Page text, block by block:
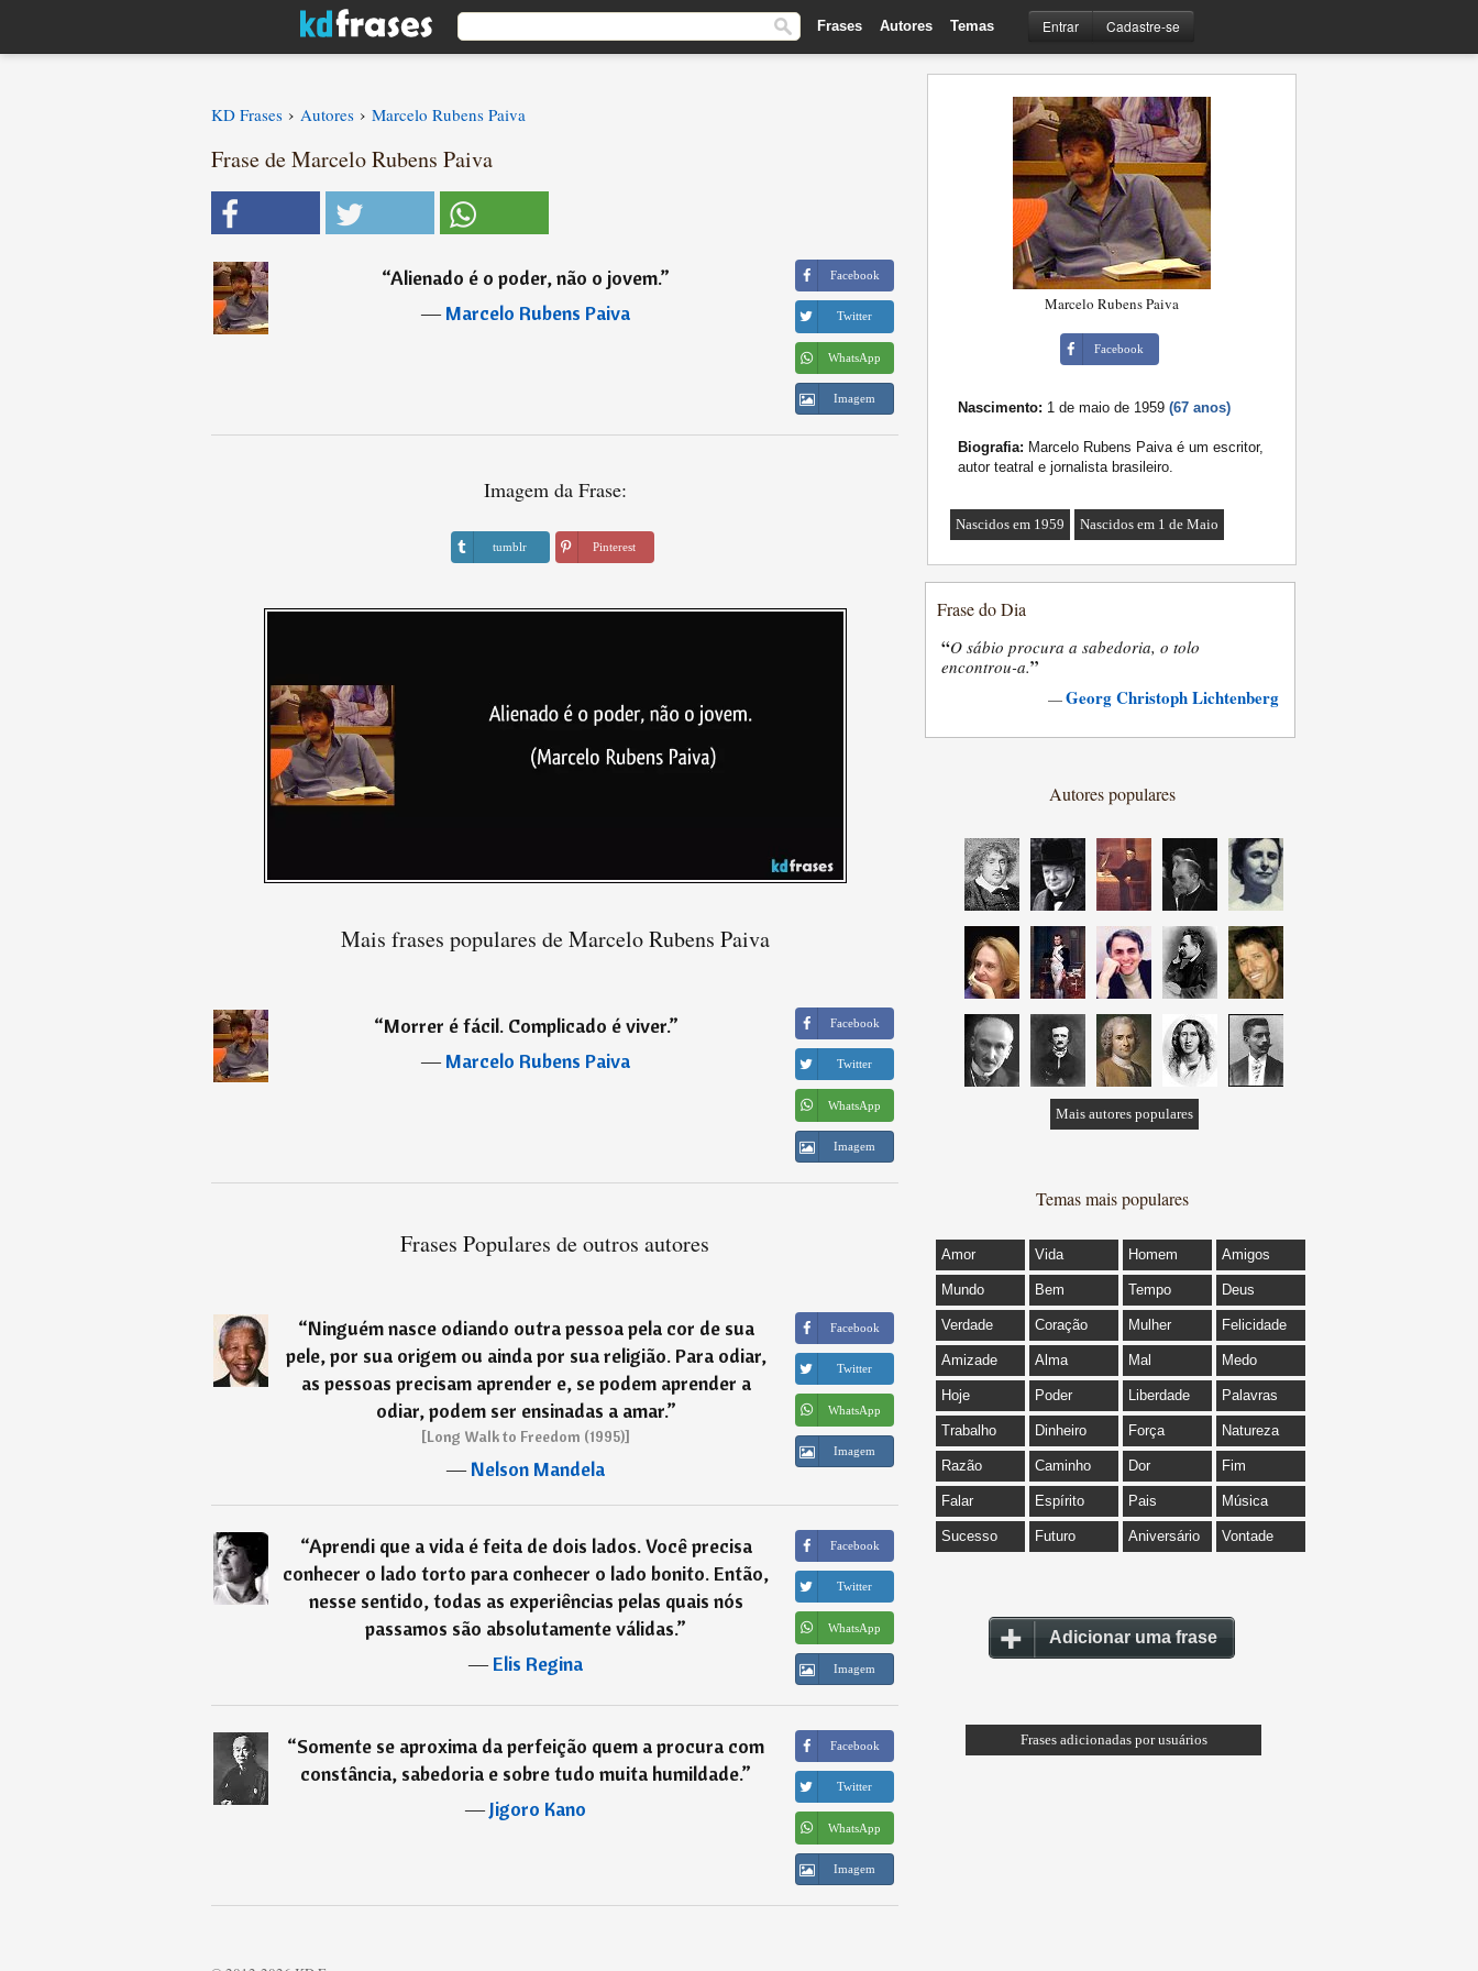
Frases Autores Temas Entrar Cadastre-se
KD Frases › Autores › Marcelo Rubens Paiva
Frase de Marcelo Rubens Paiva
“Alienado é o poder, não o jovem.”
―Marcelo Rubens Paiva
Facebook
Twitter
WhatsApp
Imagem
Imagem da Frase:
tumblr Pinterest
Mais frases populares de Marcelo Rubens Paiva
“Morrer é fácil. Complicado é viver.”
―Marcelo Rubens Paiva
Facebook
Twitter
WhatsApp
Imagem
Frases Populares de outros autores
“Ninguém nasce odiando outra pessoa pela cor de sua
pele, por sua origem ou ainda por sua religião. Para odiar,
as pessoas precisam aprender e, se podem aprender a
odiar, podem ser ensinadas a amar.”
[Long Walk to Freedom (1995)]
―Nelson Mandela
Facebook
Twitter
WhatsApp
Imagem
“Aprendi que a vida é feita de dois lados. Você precisa
conhecer o lado torto para conhecer o lado bonito. Então,
nesse sentido, todas as experiências pelas quais nós
passamos são absolutamente válidas.”
―Elis Regina
Facebook
Twitter
WhatsApp
Imagem
“Somente se aproxima da perfeição quem a procura com
constância, sabedoria e sobre tudo muita humildade.”
―Jigoro Kano
Facebook
Twitter
WhatsApp
Imagem
Marcelo Rubens Paiva
Facebook
Nascimento: 1 de maio de 1959 (67 anos)
Biografia: Marcelo Rubens Paiva é um escritor,
autor teatral e jornalista brasileiro.
Nascidos em 1959 Nascidos em 1 de Maio
Frase do Dia
“O sábio procura a sabedoria, o tolo
encontrou-a.”
—Georg Christoph Lichtenberg
Autores populares
Mais autores populares
Temas mais populares
Amor Vida Homem Amigos
Mundo Bem Tempo Deus
Verdade Coração Mulher Felicidade
Amizade Alma Mal Medo
Hoje Poder Liberdade Palavras
Trabalho Dinheiro Força Natureza
Razão Caminho Dor Fim
Falar Espírito Pais Música
Sucesso Futuro Aniversário Vontade
Adicionar uma frase
Frases adicionadas por usuários